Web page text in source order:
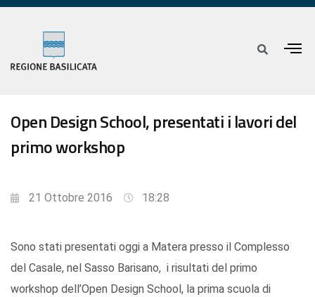
Open Design School, presentati i lavori del
primo workshop
21 Ottobre 2016 18:28
Sono stati presentati oggi a Matera presso il Complesso
del Casale, nel Sasso Barisano, i risultati del primo
workshop dell’Open Design School, la prima scuola di